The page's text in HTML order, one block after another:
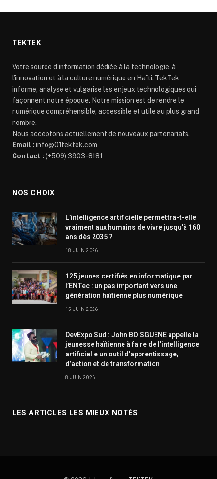
TEKTEK
Votre source d’information dédiée à la technologie, à
l’innovation et à la culture numérique en Haïti. TekTek
informe, analyse et vulgarise les enjeux technologiques qui
façonnent notre époque. Notre mission est de rendre le
numérique compréhensible, accessible et utile au plus grand
nombre.
Nous acceptons actuellement de nouveaux partenariats.
Email : info@01tektek.com
Contact : (+509) 3903-8181
NOS CHOIX
L’intelligence artificielle permettra-t-elle
vraiment aux humains de vivre jusqu’à 160
ans dès 2035 ?
18 JUIN 2026
125 jeunes certifiés en informatique par
l’ENTec : un pas important vers une
génération haïtienne plus numérique
15 JUIN 2026
DevExpo Sud : John BOISGUENE appelle la
jeunesse haïtienne à faire de l’intelligence
artificielle un outil d’apprentissage,
d’action et de transformation
8 JUIN 2026
LES ARTICLES LES MIEUX NOTÉS